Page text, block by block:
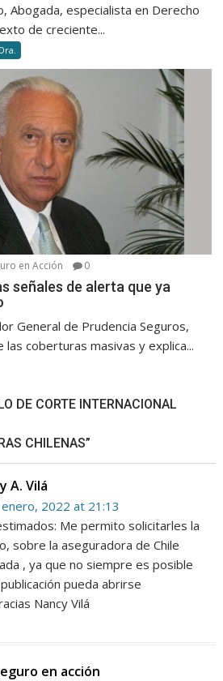
Abogada, especialista en Derecho
de creciente...
en Acción 0
señales de alerta que ya
General de Prudencia Seguros,
coberturas masivas y explica...
DE CORTE INTERNACIONAL
CHILENAS”
A. Vilá
2022 at 21:13
Me permito solicitarles la
sobre la aseguradora de Chile
, ya que no siempre es posible
pueda abrirse
Nancy Vilá
en acción